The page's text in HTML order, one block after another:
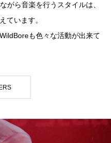
がら音楽を行うスタイルは、
ています。
も色々な活動が出来て